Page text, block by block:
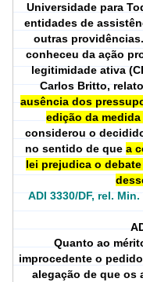
Universidade para
entidades de
outras
conheceu da ação
legitimidade ativa
Carlos Britto,
ausência dos
edição da
considerou o
no sentido de que a
lei prejudica o
ADI 3330/DF, rel.
Quanto ao
improcedente o
alegação de que os